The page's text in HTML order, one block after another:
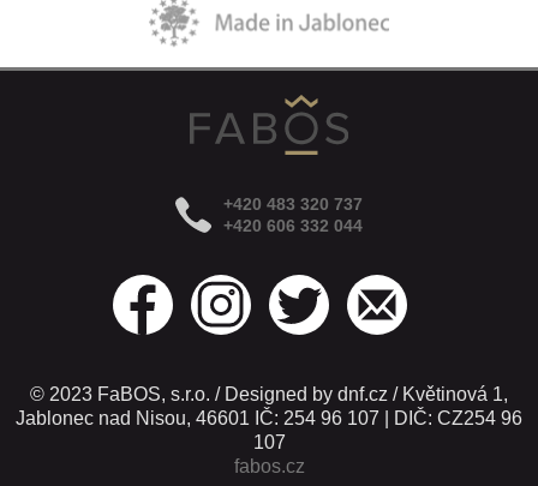
+420 483 320 737
+420 606 332 044
© 2023 FaBOS, s.r.o. / Designed by dnf.cz / Květinová 1,
Jablonec nad Nisou, 46601 IČ: 254 96 107 | DIČ: CZ254 96
107
fabos.cz